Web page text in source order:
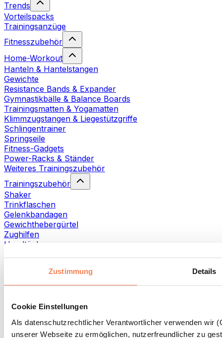
Zustimmung Details
Cookie Einstellungen
Als datenschutzrechtlicher Verantwortlicher verwenden wir
unserer Webseite zu ermöglichen, nutzerfreundlicher zu
Trends
Vorteilspacks
Trainingsanzüge
Fitnesszubehör
Home-Workout
Hanteln & Hantelstangen
Gewichte
Resistance Bands & Expander
Gymnastikbälle & Balance Boards
Trainingsmatten & Yogamatten
Klimmzugstangen & Liegestützgriffe
Schlingentrainer
Springseile
Fitness-Gadgets
Power-Racks & Ständer
Weiteres Trainingszubehör
Trainingszubehör
Shaker
Trinkflaschen
Gelenkbandagen
Gewichthebergürtel
Zughilfen
Handtücher
Faszien- und Massagerollen
Weitere Rehabilitationshilfen
Taschen & Rucksäcke